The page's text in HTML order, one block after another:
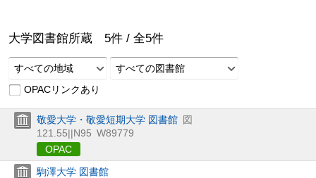
大学図書館所蔵 5件 / 全5件
すべての地域
すべての図書館
OPACリンクあり
敬愛大学・敬愛短期大学 図書館 図
121.55||N95 W89779
OPAC
駒澤大学 図書館